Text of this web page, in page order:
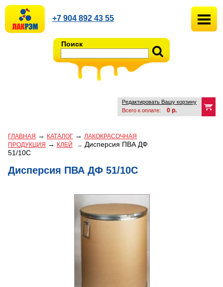
Поиск
+7 904 892 43 55
Редактировать Вашу корзину
Всего к оплате:
0 р.
ГЛАВНАЯ → КАТАЛОГ → ЛАКОКРАСОЧНАЯ
ПРОДУКЦИЯ → КЛЕЙ → Дисперсия ПВА ДФ
51/10С
Дисперсия ПВА ДФ 51/10С